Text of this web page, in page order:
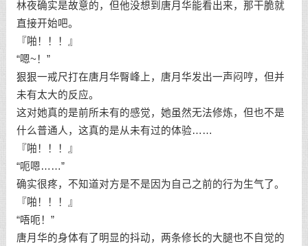
林夜确实是故意的，但他没想到唐月华能看出来，那干脆就
直接开始吧。
『啪！！！』
“嗯~！”
狠狠一戒尺打在唐月华臀峰上，唐月华发出一声闷哼，但并
未有太大的反应。
这对她真的是前所未有的感觉，她虽然无法修炼，但也不是
什么普通人，这真的是从未有过的体验……
『啪！！！』
“呃嗯……”
确实很疼，不知道对方是不是因为自己之前的行为生气了。
『啪！！！』
“唔呃！”
唐月华的身体有了明显的抖动，两条修长的大腿也不自觉的